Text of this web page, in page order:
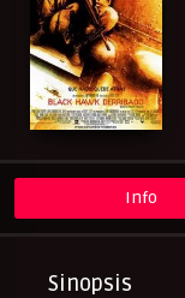
Info
Sinopsis